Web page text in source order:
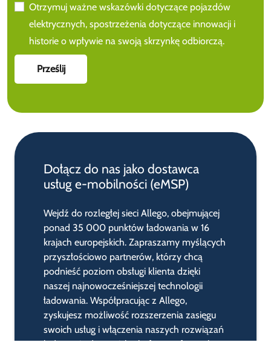
Otrzymuj ważne wskazówki dotyczące pojazdów
elektrycznych, spostrzeżenia dotyczące innowacji i
historie o wpływie na swoją skrzynkę odbiorczą.
Dołącz do nas jako dostawca
usług e-mobilności (eMSP)
Wejdź do rozległej sieci Allego, obejmującej
ponad 35 000 punktów ładowania w 16
krajach europejskich. Zapraszamy myślących
przyszłościowo partnerów, którzy chcą
podnieść poziom obsługi klienta dzięki
naszej najnowocześniejszej technologii
ładowania. Współpracując z Allego,
zyskujesz możliwość rozszerzenia zasięgu
swoich usług i włączenia naszych rozwiązań
ładowania do swoich platform cyfrowych.